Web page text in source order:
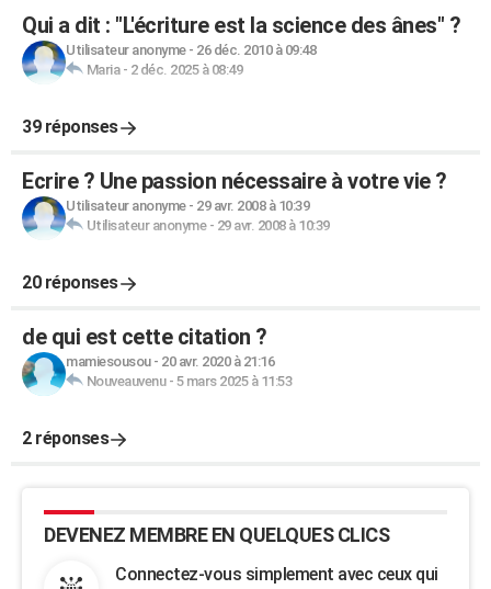
Qui a dit : "L'écriture est la science des ânes" ?
Utilisateur anonyme- 26 déc. 2010 à 09:48
Maria- 2 déc. 2025 à 08:49
39 réponses
Ecrire ? Une passion nécessaire à votre vie ?
Utilisateur anonyme- 29 avr. 2008 à 10:39
Utilisateur anonyme- 29 avr. 2008 à 10:39
20 réponses
de qui est cette citation ?
mamiesousou- 20 avr. 2020 à 21:16
Nouveauvenu- 5 mars 2025 à 11:53
2 réponses
DEVENEZ MEMBRE EN QUELQUES CLICS
Connectez-vous simplement avec ceux qui